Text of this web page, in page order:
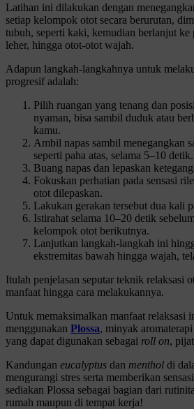
Latihan ini dilakukan dengan
setiap kelompok otot secara berurutan,
tubuh, seperti kaki, kemudian berlanjut ke
leher, hingga otot-otot wajah.
Adapun langkah-langkahnya untuk
progresif adalah:
Pilih ruangan yang tenang dan
nyaman, bisa sambil duduk atau
kamu.
Ambil napas sambil menegangkan
seperti paha atas, selama 5–10 detik.
Buang napas dan lepaskan
Fokuskan perhatian pada sensasi
otot dilepaskan.
Lakukan gerakan tersebut dua kali
Istirahat selama 10–20 detik
kelompok otot berikutnya.
Lanjutkan langkah-langkah ini
ekstremitas bawah hingga wajah,
Itulah penjelasan seputar teknik relaksasi
manfaat hingga cara melakukannya.
Untuk memaksimalkan manfaat relaksasi
menggunakan Plossa, minyak aromaterapi
yang dapat digunakan sebagai roll on,
Kandungan eucalyptus dan menthol di
mengurangi stres serta memberikan
sediakan Plossa sebagai bagian dari
rumah maupun di tempat kerja!